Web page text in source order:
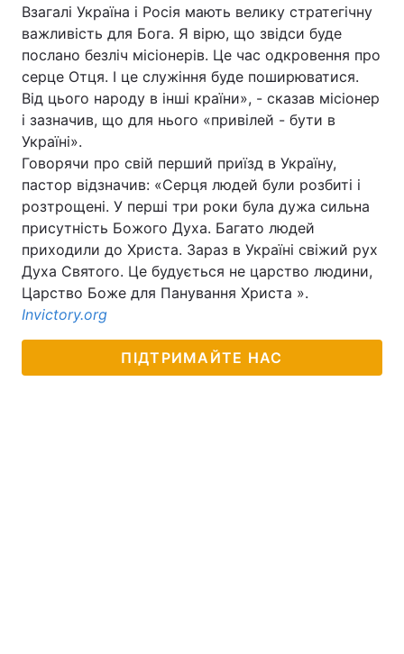
Головна Війна
Україна Політика
Економіка Світ
Спорт Наука
Техно і зв'язок Лайт
Зброя
Туризм
Взагалі Україна і Росія мають велику стратегічну
важливість для Бога. Я вірю, що звідси буде
послано безліч місіонерів. Це час одкровення про
серце Отця. І це служіння буде поширюватися.
Від цього народу в інші країни», - сказав місіонер
і зазначив, що для нього «привілей - бути в
Україні».
Говорячи про свій перший приїзд в Україну,
пастор відзначив: «Серця людей були розбиті і
розтрощені. У перші три роки була дужа сильна
присутність Божого Духа. Багато людей
приходили до Христа. Зараз в Україні свіжий рух
Духа Святого. Це будується не царство людини,
Царство Боже для Панування Христа ».
Invictory.org
ПІДТРИМАЙТЕ НАС